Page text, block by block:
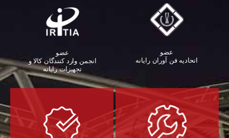
عضو
اتحادیه فن آوران رایانه
عضو
انجمن وارد کنندگان کالا و
تجهیزات رایانه‌